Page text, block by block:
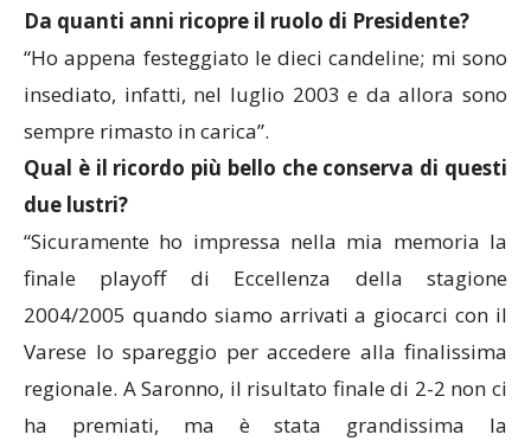
Da quanti anni ricopre il ruolo di Presidente?
“Ho appena festeggiato le dieci candeline; mi sono
insediato, infatti, nel luglio 2003 e da allora sono
sempre rimasto in carica”.
Qual è il ricordo più bello che conserva di questi
due lustri?
“Sicuramente ho impressa nella mia memoria la
finale playoff di Eccellenza della stagione
2004/2005 quando siamo arrivati a giocarci con il
Varese lo spareggio per accedere alla finalissima
regionale. A Saronno, il risultato finale di 2-2 non ci
ha premiati, ma è stata grandissima la